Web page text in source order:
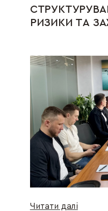
РИЗИКИ ТА
Читати далі